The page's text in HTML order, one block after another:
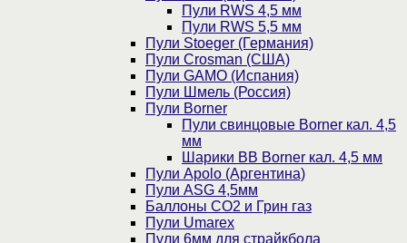
Пули RWS 4,5 мм
Пули RWS 5,5 мм
Пули Stoeger (Германия)
Пули Crosman (США)
Пули GAMO (Испания)
Пули Шмель (Россия)
Пули Borner
Пули свинцовые Borner кал. 4,5
мм
Шарики BB Borner кал. 4,5 мм
Пули Apolo (Аргентина)
Пули ASG 4,5мм
Баллоны CO2 и Грин газ
Пули Umarex
Пули 6мм для страйкбола